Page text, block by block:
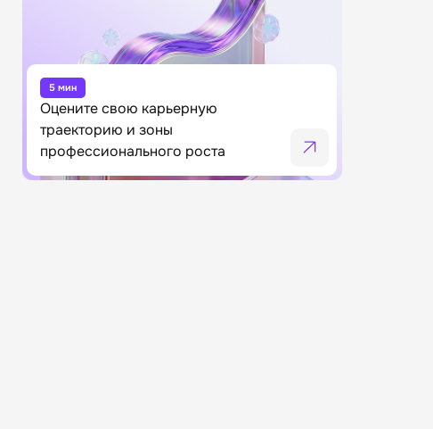
Оцените свою карьерную
траекторию и зоны
профессионального роста
5 мин